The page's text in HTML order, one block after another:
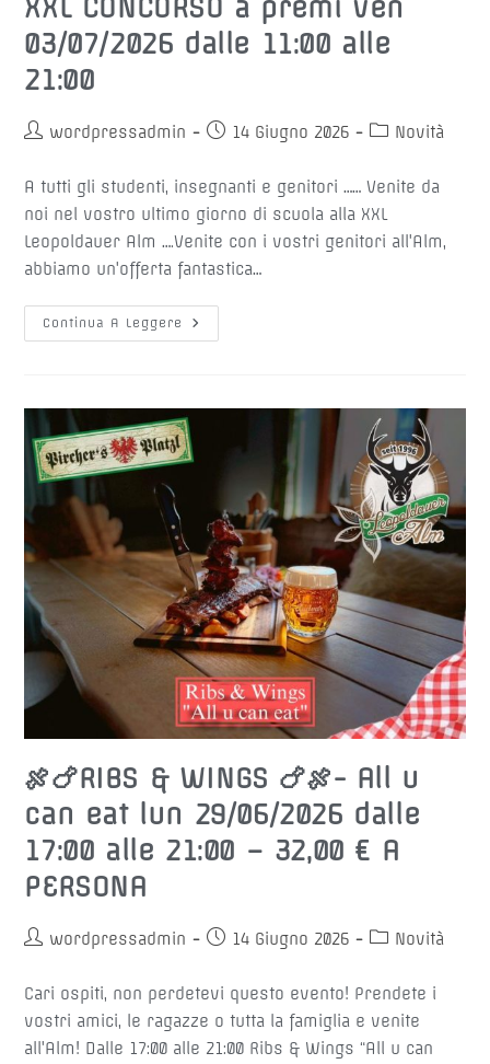
XXL CONCORSO a premi ven
03/07/2026 dalle 11:00 alle
21:00
Autorewordpressadmin
Articolo
14 Giugno 2026
Categoria
Novità
A tutti gli studenti, insegnanti e genitori …… Venite da
noi nel vostro ultimo giorno di scuola alla XXL
Leopoldauer Alm ….Venite con i vostri genitori all'Alm,
abbiamo un'offerta fantastica…
Continua A Leggere 📚
ULTIMO
XXL
CONCORSO
A
Premi
03/07/2026
Dalle
11:00
Alle
21:00
🍖🍗RIBS & WINGS 🍗🍖- All u
can eat lun 29/06/2026 dalle
17:00 alle 21:00 – 32,00 € A
PERSONA
Autorewordpressadmin
Articolo
14 Giugno 2026
Categoria
Novità
Cari ospiti, non perdetevi questo evento! Prendete i
vostri amici, le ragazze o tutta la famiglia e venite
all'Alm! Dalle 17:00 alle 21:00 Ribs & Wings “All u can